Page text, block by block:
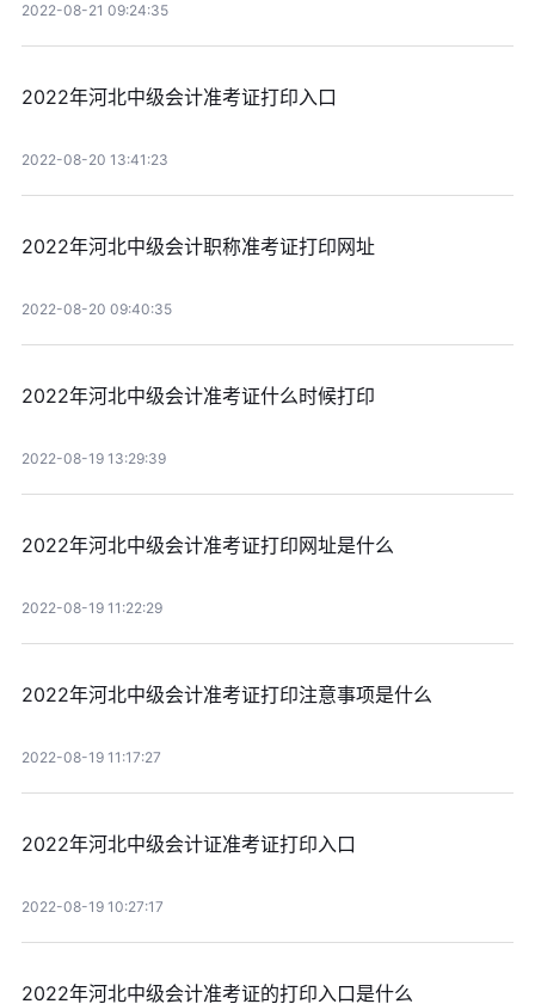
2022-08-21 09:24:35
2022年河北中级会计准考证打印入口
2022-08-20 13:41:23
2022年河北中级会计职称准考证打印网址
2022-08-20 09:40:35
2022年河北中级会计准考证什么时候打印
2022-08-19 13:29:39
2022年河北中级会计准考证打印网址是什么
2022-08-19 11:22:29
2022年河北中级会计准考证打印注意事项是什么
2022-08-19 11:17:27
2022年河北中级会计证准考证打印入口
2022-08-19 10:27:17
2022年河北中级会计准考证的打印入口是什么